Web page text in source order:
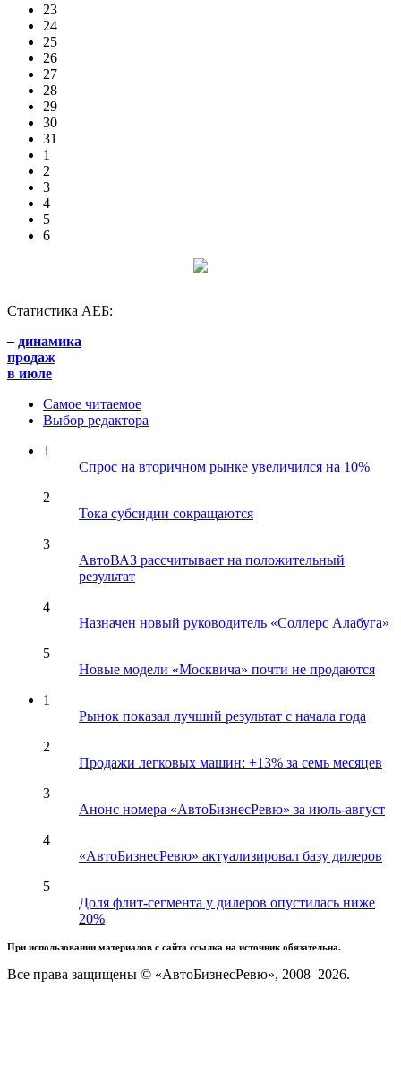
23
24
25
26
27
28
29
30
31
1
2
3
4
5
6
Статистика АЕБ:
– динамика
продаж
в июле
Самое читаемое
Выбор редактора
1
Спрос на вторичном рынке увеличился на 10%
2
Тока субсидии сокращаются
3
АвтоВАЗ рассчитывает на положительный
результат
4
Назначен новый руководитель «Соллерс Алабуга»
5
Новые модели «Москвича» почти не продаются
1
Рынок показал лучший результат с начала года
2
Продажи легковых машин: +13% за семь месяцев
3
Анонс номера «АвтоБизнесРевю» за июль-август
4
«АвтоБизнесРевю» актуализировал базу дилеров
5
Доля флит-сегмента у дилеров опустилась ниже
20%
При использовании материалов с сайта ссылка на источник обязательна.
Все права защищены © «АвтоБизнесРевю», 2008–2026.